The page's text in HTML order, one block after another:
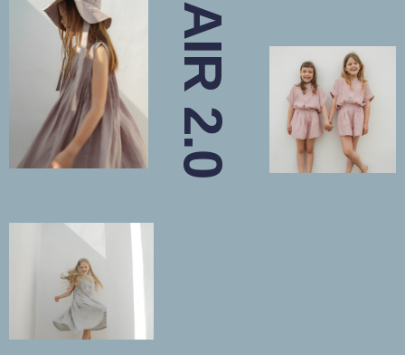
AIR 2.0